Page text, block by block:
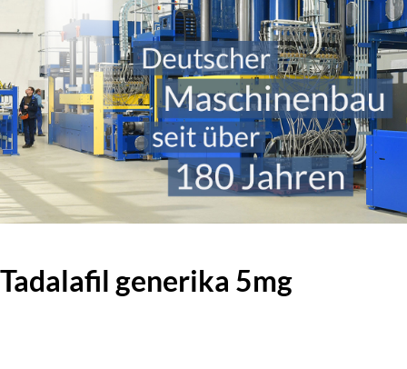
Tadalafil generika 5mg